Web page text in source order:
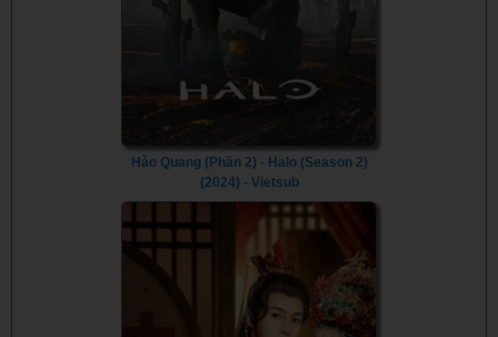
Hào Quang (Phần 2) - Halo (Season 2)
(2024) - Vietsub